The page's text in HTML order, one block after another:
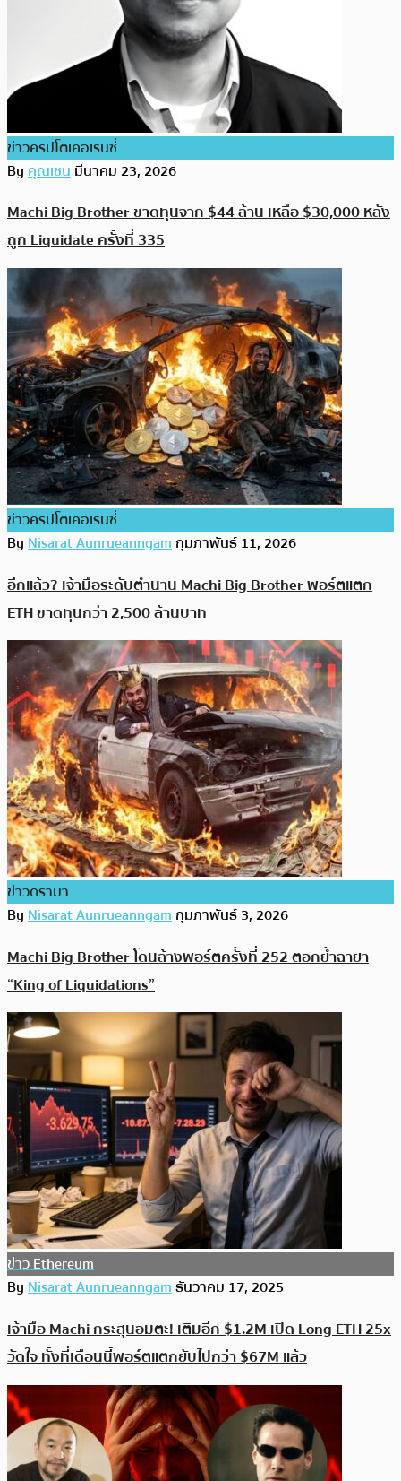
ข่าวคริปโตเคอเรนซี่
Byคุณเชนมีนาคม 23, 2026
Machi Big Brother ขาดทุนจาก $44 ล้าน เหลือ $30,000 หลัง
ถูก Liquidate ครั้งที่ 335
ข่าวคริปโตเคอเรนซี่
ByNisarat Aunrueanngamกุมภาพันธ์ 11, 2026
อีกแล้ว? เจ้ามือระดับตำนาน Machi Big Brother พอร์ตแตก
ETH ขาดทุนกว่า 2,500 ล้านบาท
ข่าวดรามา
ByNisarat Aunrueanngamกุมภาพันธ์ 3, 2026
Machi Big Brother โดนล้างพอร์ตครั้งที่ 252 ตอกย้ำฉายา
“King of Liquidations”
ข่าว Ethereum
ByNisarat Aunrueanngamธันวาคม 17, 2025
เจ้ามือ Machi กระสุนอมตะ! เติมอีก $1.2M เปิด Long ETH 25x
วัดใจ ทั้งที่เดือนนี้พอร์ตแตกยับไปกว่า $67M แล้ว